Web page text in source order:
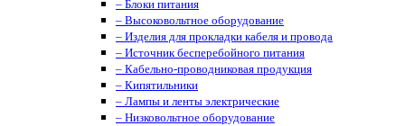
– Блоки питания
– Высоковольтное оборудование
– Изделия для прокладки кабеля и провода
– Источник бесперебойного питания
– Кабельно-проводниковая продукция
– Кипятильники
– Лампы и ленты электрические
– Низковольтное оборудование